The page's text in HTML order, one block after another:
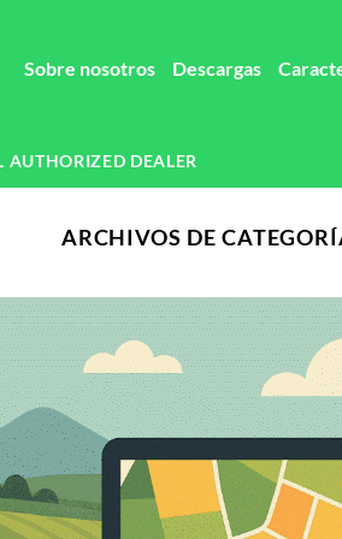
Sobre nosotros Descargas
AUTHORIZED DEALER
ARCHIVOS DE